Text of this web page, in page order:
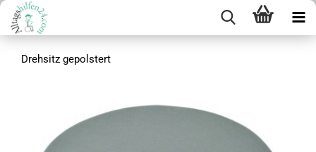
Drehsitz gepolstert